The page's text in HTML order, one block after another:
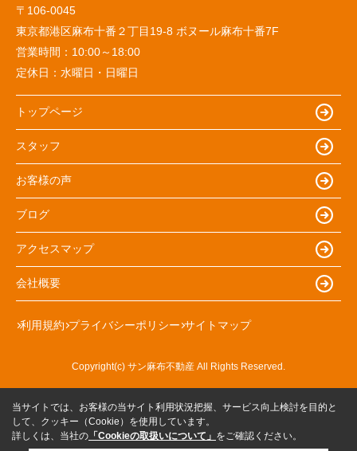
〒106-0045
東京都港区麻布十番２丁目19-8 ボヌール麻布十番7F
営業時間： 10:00～18:00
定休日： 水曜日・日曜日
トップページ
スタッフ
お客様の声
ブログ
アクセスマップ
会社概要
利用規約 プライバシーポリシー サイトマップ
Copyright(c) サン麻布不動産 All Rights Reserved.
当サイトでは、お客様の当サイト利用状況把握、サービス向上検討を目的と
して、クッキー（Cookie）を使用しています。
詳しくは、当社の 「Cookieの取扱いについて」 をご確認ください。